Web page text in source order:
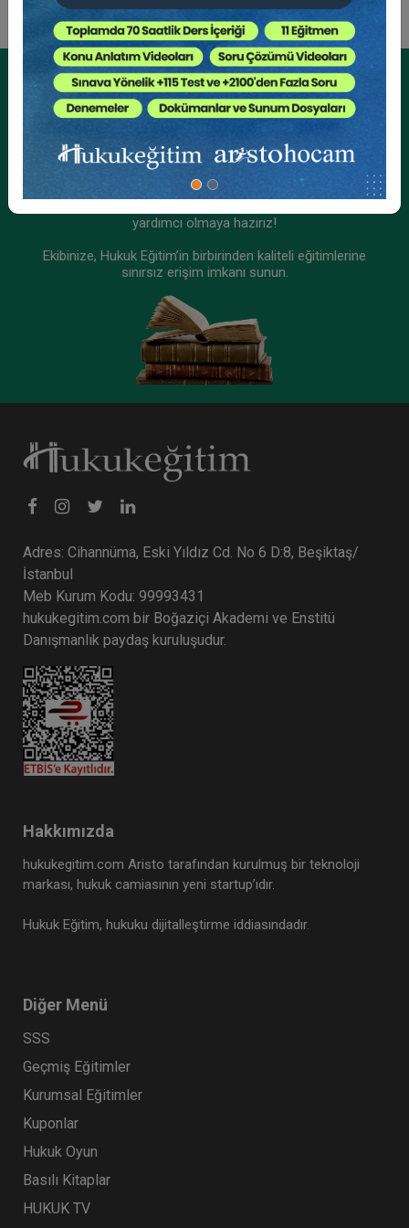
Tüketici Hukuku Enstitüsü
III. Ticaret Hukuku Kongresi Tüm Oturumları
Video Kaydı (13 Oturum)
Fikri Mülkiyet Hukuku - 1 - III. Ticaret Hukuku
Kongresi - XII. Oturum
360 TL
Kıymetli Evrak Hukuku - III. Ticaret Hukuku
Kongresi - IX. Oturum
360 TL
Tüketici Hukuku Enstitüsü
Kurumsal Üyelikler İçin
Kurumsal Teklif Alın
yardımcı olmaya hazırız!
Ekibinize, Hukuk Eğitim’in birbirinden kaliteli eğitimlerine
sınırsız erişim imkanı sunun.
Adres: Cihannüma, Eski Yıldız Cd. No 6 D:8, Beşiktaş/
İstanbul
Meb Kurum Kodu: 99993431
hukukegitim.com bir Boğaziçi Akademi ve Enstitü
Danışmanlık paydaş kuruluşudur.
Hakkımızda
hukukegitim.com Aristo tarafından kurulmuş bir teknoloji
markası, hukuk camiasının yeni startup’ıdır.
Hukuk Eğitim, hukuku dijitalleştirme iddiasındadır.
Diğer Menü
SSS
Geçmiş Eğitimler
Kurumsal Eğitimler
Kuponlar
Hukuk Oyun
Basılı Kitaplar
HUKUK TV